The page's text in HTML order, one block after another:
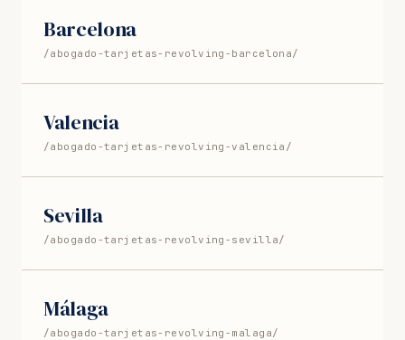
Barcelona
/abogado-tarjetas-revolving-barcelona/
Valencia
/abogado-tarjetas-revolving-valencia/
Sevilla
/abogado-tarjetas-revolving-sevilla/
Málaga
/abogado-tarjetas-revolving-malaga/